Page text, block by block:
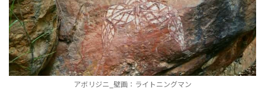
アボリジニ_壁画：ライトニングマン